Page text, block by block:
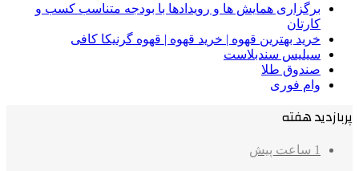
برگزاری همایش ها و رویدادها با بودجه متناسب کسب و
کارتان
خرید بهترین قهوه | خرید قهوه | قهوه گرنیکا کافی
سیلیس سندبلاست
صندوق طلا
وام فوری
پربازدید هفته
1 ساعت پیش